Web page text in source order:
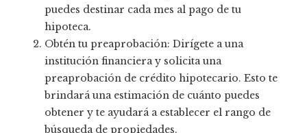
puedes destinar cada mes al pago de tu
hipoteca.
Obtén tu preaprobación: Dirígete a una
institución financiera y solicita una
preaprobación de crédito hipotecario. Esto te
brindará una estimación de cuánto puedes
obtener y te ayudará a establecer el rango de
búsqueda de propiedades.